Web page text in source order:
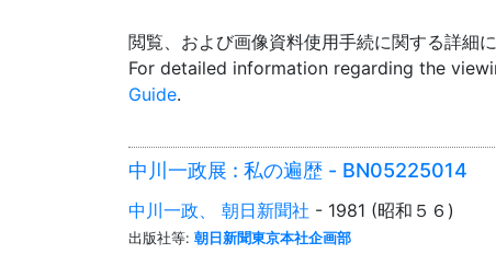
閲覧、および画像資料使用手続に関する詳細
For detailed information regarding the
Guide.
中川一政展 : 私の遍歴 - BN05225014
中川一政、 朝日新聞社 - 1981 (昭和５６)
出版社等: 朝日新聞東京本社企画部